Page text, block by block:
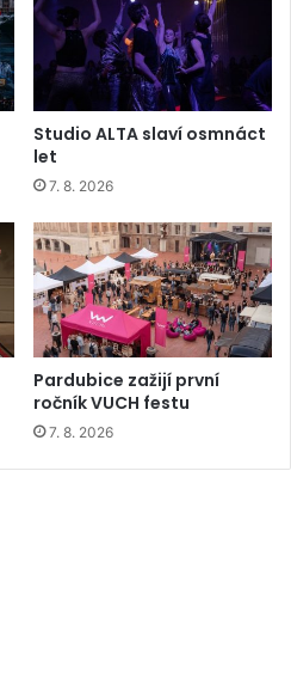
Studio ALTA slaví osmnáct
let
7. 8. 2026
Pardubice zažijí první
ročník VUCH festu
7. 8. 2026